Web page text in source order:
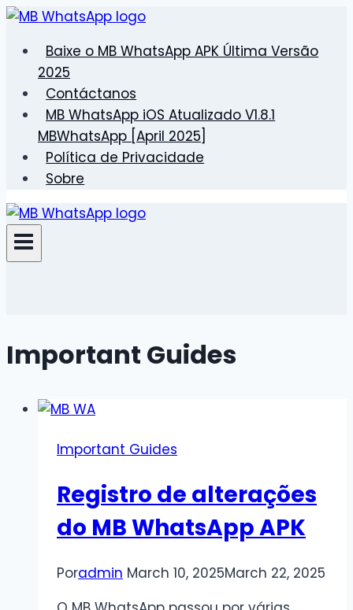
Pular
Conteúdo
Baixe o MB WhatsApp APK Última Versão
2025
Contáctanos
MB WhatsApp iOS Atualizado V1.8.1
MBWhatsApp [April 2025]
Política de Privacidade
Sobre
Important Guides
Important Guides
Registro de alterações
do MB WhatsApp APK
Poradmin March 10, 2025March 22, 2025